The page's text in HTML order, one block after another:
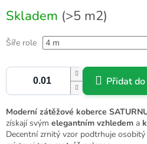
cena:
Skladem (>5 m2)
Šíře role
Přidat
Moderní zátěžové koberce
získají svým elegantním vzhledem a
Decentní zrnitý vzor podtrhuje